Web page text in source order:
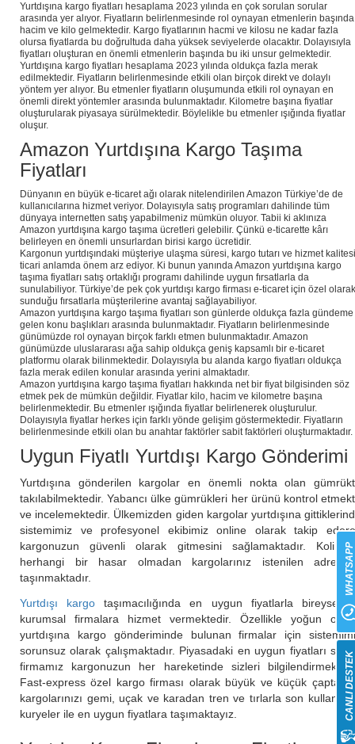
Yurtdışına kargo fiyatları hesaplama 2023 yılında en çok sorulan sorular
arasında yer alıyor. Fiyatların belirlenmesinde rol oynayan etmenlerin başında
hacim ve kilo gelmektedir. Kargo fiyatlarının hacmi ve kilosu ne kadar fazla
olursa fiyatlarda bu doğrultuda daha yüksek seviyelerde olacaktır. Dolayısıyla
fiyatları oluşturan en önemli etmenlerin başında bu iki unsur gelmektedir.
Yurtdışına kargo fiyatları hesaplama 2023 yılında oldukça fazla merak
edilmektedir. Fiyatların belirlenmesinde etkili olan birçok direkt ve dolaylı
yöntem yer alıyor. Bu etmenler fiyatların oluşumunda etkili rol oynayan en
önemli direkt yöntemler arasında bulunmaktadır. Kilometre başına fiyatlar
oluşturularak piyasaya sürülmektedir. Böylelikle bu etmenler ışığında fiyatlar
oluşur.
Amazon Yurtdışına Kargo Taşıma
Fiyatları
Dünyanın en büyük e-ticaret ağı olarak nitelendirilen Amazon Türkiye’de de
kullanıcılarına hizmet veriyor. Dolayısıyla satış programları dahilinde tüm
dünyaya internetten satış yapabilmeniz mümkün oluyor. Tabii ki aklınıza
Amazon yurtdışına kargo taşıma ücretleri gelebilir. Çünkü e-ticarette kârı
belirleyen en önemli unsurlardan birisi kargo ücretidir.
Kargonun yurtdışındaki müşteriye ulaşma süresi, kargo tutarı ve hizmet kalitesi
ticari anlamda önem arz ediyor. Ki bunun yanında Amazon yurtdışına kargo
taşıma fiyatları satış ortaklığı programı dahilinde uygun fırsatlarla da
sunulabiliyor. Türkiye’de pek çok yurtdışı kargo firması e-ticaret için özel olarak
sunduğu fırsatlarla müşterilerine avantaj sağlayabiliyor.
Amazon yurtdışına kargo taşıma fiyatları son günlerde oldukça fazla gündeme
gelen konu başlıkları arasında bulunmaktadır. Fiyatların belirlenmesinde
günümüzde rol oynayan birçok farklı etmen bulunmaktadır. Amazon
günümüzde uluslararası ağa sahip oldukça geniş kapsamlı bir e-ticaret
platformu olarak bilinmektedir. Dolayısıyla bu alanda kargo fiyatları oldukça
fazla merak edilen konular arasında yerini almaktadır.
Amazon yurtdışına kargo taşıma fiyatları hakkında net bir fiyat bilgisinden söz
etmek pek de mümkün değildir. Fiyatlar kilo, hacim ve kilometre başına
belirlenmektedir. Bu etmenler ışığında fiyatlar belirlenerek oluşturulur.
Dolayısıyla fiyatlar herkes için farklı yönde gelişim göstermektedir. Fiyatların
belirlenmesinde etkili olan bu anahtar faktörler sabit faktörleri oluşturmaktadır.
Uygun Fiyatlı Yurtdışı Kargo Gönderimi
Yurtdışına gönderilen kargolar en önemli nokta olan
takılabilmektedir. Yabancı ülke gümrükleri her ürünü kontrol
ve incelemektedir. Ülkemizden giden kargolar yurtdışına
sistemimiz ve profesyonel ekibimiz online olarak takip
kargonuzun güvenli olarak gitmesini sağlamaktadır.
herhangi bir hasar olmadan kargolarınız istenilen
taşınmaktadır.
Yurtdışı kargo taşımacılığında en uygun fiyatlarla bireysel
kurumsal firmalara hizmet vermektedir. Özellikle yoğun
yurtdışına kargo gönderiminde bulunan firmalar için
sorunsuz olarak çalışmaktadır. Piyasadaki en uygun fiyatları
firmamız kargonuzun her hareketinde sizleri
Fast-express özel kargo firması olarak büyük ve küçük çapta
kargolarınızı gemi, uçak ve karadan tren ve tırlarla son
kuryeler ile en uygun fiyatlara taşımaktayız.
CANLI DESTEK
WHATSAPP